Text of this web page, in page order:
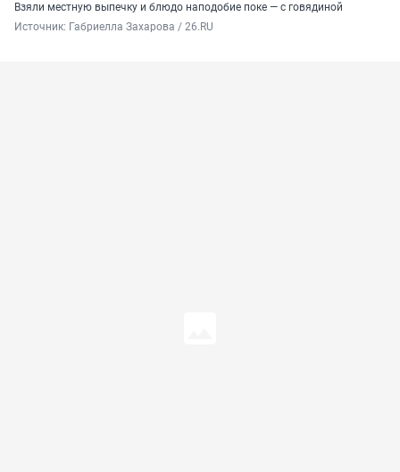
Взяли местную выпечку и блюдо наподобие поке — с говядиной
Источник: Габриелла Захарова / 26.RU